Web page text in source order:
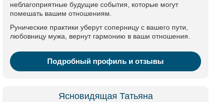
неблагоприятные будущие события, которые могут
помешать вашим отношениям.
Рунические практики уберут соперницу с вашего пути,
любовницу мужа, вернут гармонию в ваши отношения.
Подробный профиль и отзывы
Ясновидящая Татьяна